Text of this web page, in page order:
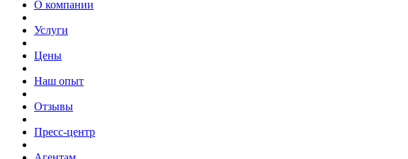
О компании
Услуги
Цены
Наш опыт
Отзывы
Пресс-центр